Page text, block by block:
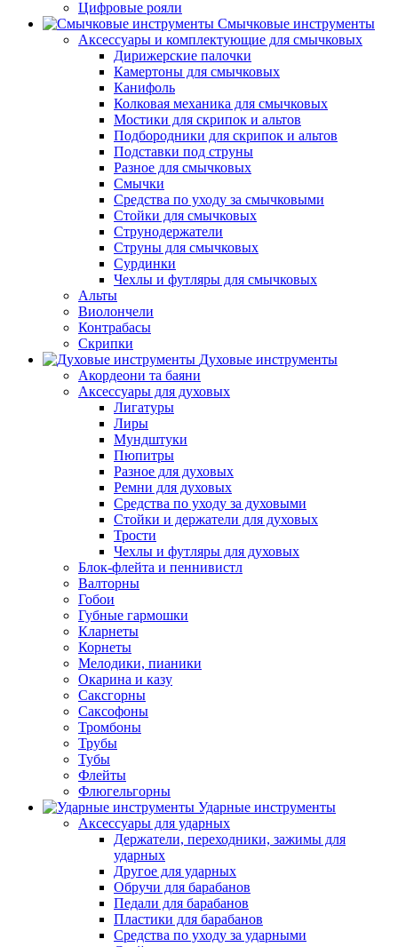
Цифровые рояли
Смычковые инструменты
Аксессуары и комплектующие для смычковых
Дирижерские палочки
Камертоны для смычковых
Канифоль
Колковая механика для смычковых
Мостики для скрипок и альтов
Подбородники для скрипок и альтов
Подставки под струны
Разное для смычковых
Смычки
Средства по уходу за смычковыми
Стойки для смычковых
Струнодержатели
Струны для смычковых
Сурдинки
Чехлы и футляры для смычковых
Альты
Виолончели
Контрабасы
Скрипки
Духовые инструменты
Акордеони та баяни
Аксессуары для духовых
Лигатуры
Лиры
Мундштуки
Пюпитры
Разное для духовых
Ремни для духовых
Средства по уходу за духовыми
Стойки и держатели для духовых
Трости
Чехлы и футляры для духовых
Блок-флейта и пеннивистл
Валторны
Гобои
Губные гармошки
Кларнеты
Корнеты
Мелодики, пианики
Окарина и казу
Саксгорны
Саксофоны
Тромбоны
Трубы
Тубы
Флейты
Флюгельгорны
Ударные инструменты
Аксессуары для ударных
Держатели, переходники, зажимы для
ударных
Другое для ударных
Обручи для барабанов
Педали для барабанов
Пластики для барабанов
Средства по уходу за ударными